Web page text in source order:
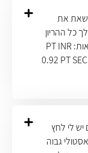
ה-33. היא נושאת את
כל ההריון
קלקסאן 60 מ"ג. קיבלנו בדיקות דם ואלה התוצאות: PT INR
0.92 PT
יש לי לחץ
95. למה הדיאסטולי גבוה